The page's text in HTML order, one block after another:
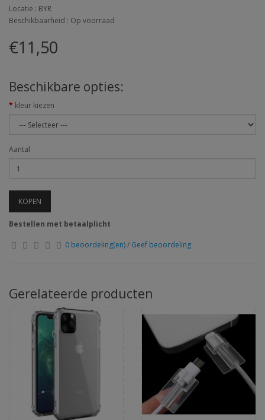
Locatie : BYR
Beschikbaarheid : Op voorraad
€11,50
Beschikbare opties:
kleur kiezen
Aantal
KOPEN
Bestellen met betaalplicht
0 beoordeling(en)/ Geef beoordeling
Gerelateerde producten